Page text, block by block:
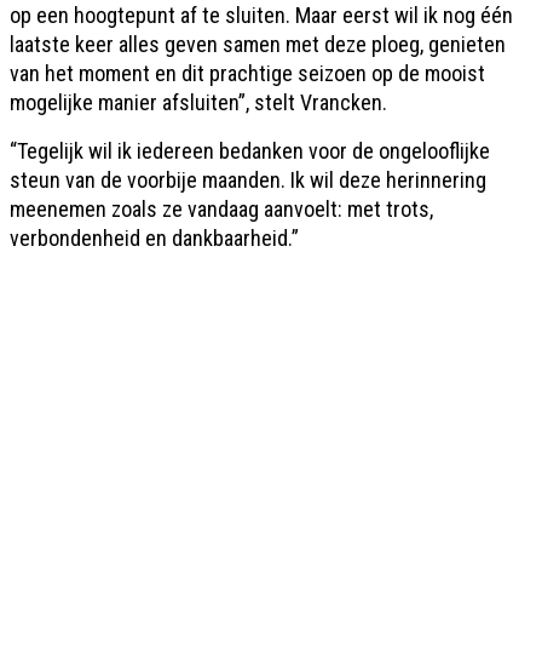
op een hoogtepunt af te sluiten. Maar eerst wil ik nog één
laatste keer alles geven samen met deze ploeg, genieten
van het moment en dit prachtige seizoen op de mooist
mogelijke manier afsluiten”, stelt Vrancken.
“Tegelijk wil ik iedereen bedanken voor de ongelooflijke
steun van de voorbije maanden. Ik wil deze herinnering
meenemen zoals ze vandaag aanvoelt: met trots,
verbondenheid en dankbaarheid.”